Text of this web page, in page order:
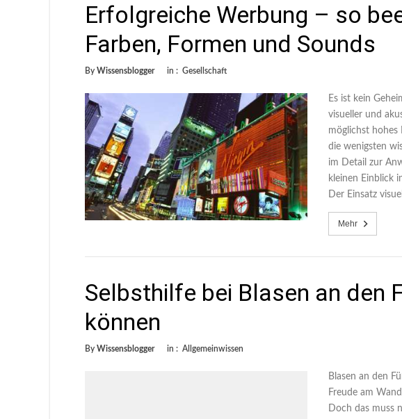
Erfolgreiche Werbung – so
Farben, Formen und Sounds
By Wissensblogger in : Gesellschaft
Es ist kein
visueller und
möglichst hohes
die wenigsten
im Detail zur
kleinen Einblick
Der Einsatz
Mehr
Selbsthilfe bei Blasen an den
können
By Wissensblogger in : Allgemeinwissen
Blasen an den
Freude am
Doch das muss